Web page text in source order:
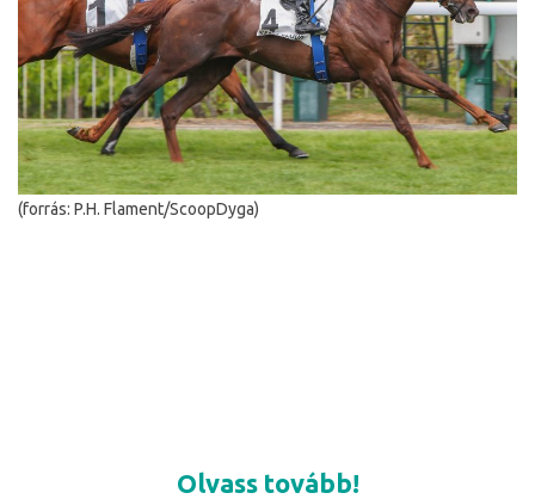
(forrás: P.H. Flament/ScoopDyga)
Olvass tovább!